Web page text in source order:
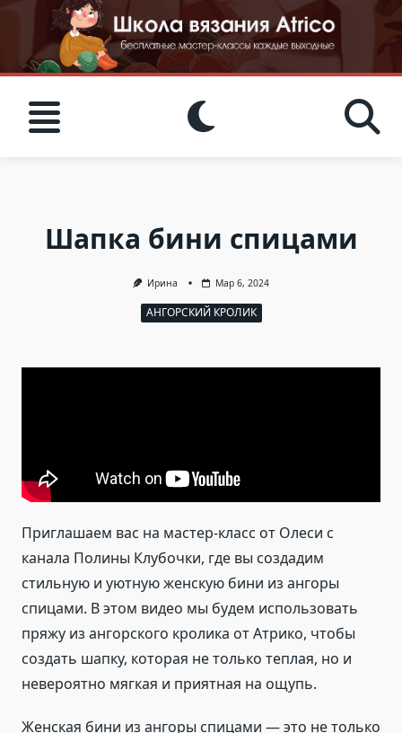
content
Шапка бини спицами
Ирина Мар 6, 2024
АНГОРСКИЙ КРОЛИК
Приглашаем вас на мастер-класс от Олеси с
канала Полины Клубочки, где вы создадим
стильную и уютную женскую бини из ангоры
спицами. В этом видео мы будем использовать
пряжу из ангорского кролика от Атрико, чтобы
создать шапку, которая не только теплая, но и
невероятно мягкая и приятная на ощупь.
Женская бини из ангоры спицами — это не только